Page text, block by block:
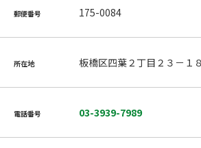
郵便番号 175-0084
所在地 板橋区四葉２丁目２３－１
電話番号 03-3939-7989